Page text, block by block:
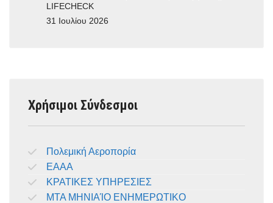
LIFECHECK
31 Ιουλίου 2026
Χρήσιμοι Σύνδεσμοι
Πολεμική Αεροπορία
ΕΑΑΑ
ΚΡΑΤΙΚΕΣ ΥΠΗΡΕΣΙΕΣ
ΜΤΑ ΜΗΝΙΑΊΟ ΕΝΗΜΕΡΩΤΙΚΟ